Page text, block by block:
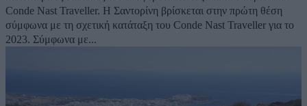
Conde Nast Traveller. Η Σαντορίνη βρίσκεται στην πρώτη θέση
σύμφωνα με τη σχετική κατάταξη του Conde Nast Traveller για το
2023. Σύμφωνα με...